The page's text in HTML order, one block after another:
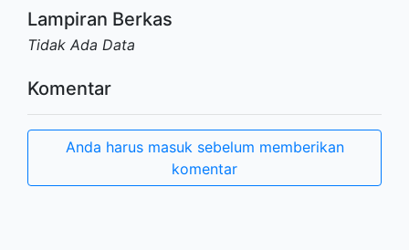
Lampiran Berkas
Tidak Ada Data
Komentar
Anda harus masuk sebelum memberikan
komentar